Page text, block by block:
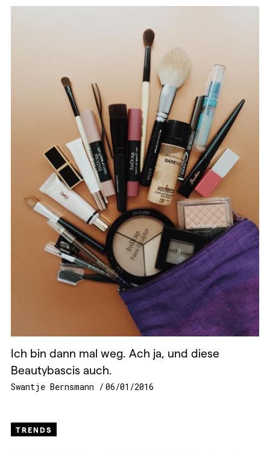
Ich bin dann mal weg. Ach ja, und diese
Beautybascis auch.
Swantje Bernsmann 06/01/2016
TRENDS